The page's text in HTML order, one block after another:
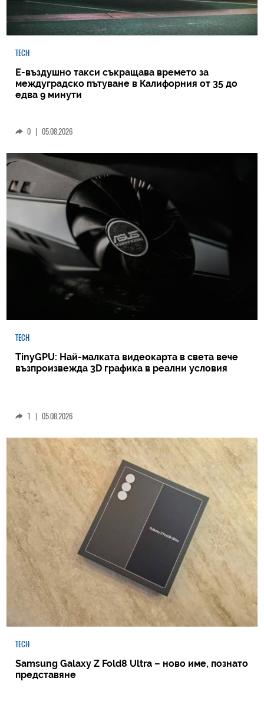
TECH
Е-въздушно такси съкращава времето за
междуградско пътуване в Калифорния от 35 до
едва 9 минути
0 | 05.08.2026
TECH
TinyGPU: Най-малката видеокарта в света вече
възпроизвежда 3D графика в реални условия
1 | 05.08.2026
TECH
Samsung Galaxy Z Fold8 Ultra – ново име, познато
представяне